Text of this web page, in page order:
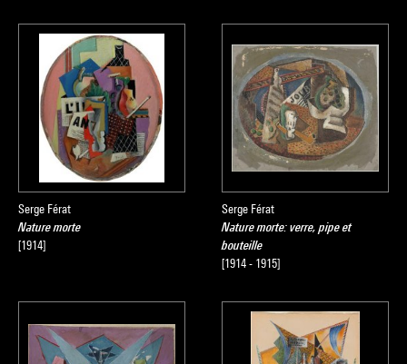
Serge Férat
Nature morte
[1914]
Serge Férat
Nature morte: verre, pipe et
bouteille
[1914 - 1915]